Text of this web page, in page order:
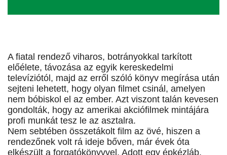
A fiatal rendező viharos, botrányokkal tarkított
előélete, távozása az egyik kereskedelmi
televíziótól, majd az erről szóló könyv megírása után
sejteni lehetett, hogy olyan filmet csinál, amelyen
nem bóbiskol el az ember. Azt viszont talán kevesen
gondolták, hogy az amerikai akciófilmek mintájára
profi munkát tesz le az asztalra.
Nem sebtében összetákolt film az övé, hiszen a
rendezőnek volt rá ideje bőven, már évek óta
elkészült a forgatókönyvvel. Adott egy épkézláb,